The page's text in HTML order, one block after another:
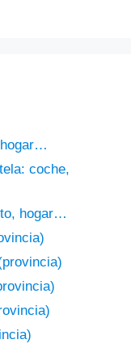
coche,
hogar…